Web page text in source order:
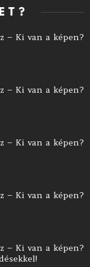
– Ki van a képen?
– Ki van a képen?
– Ki van a képen?
– Ki van a képen?
– Ki van a képen?